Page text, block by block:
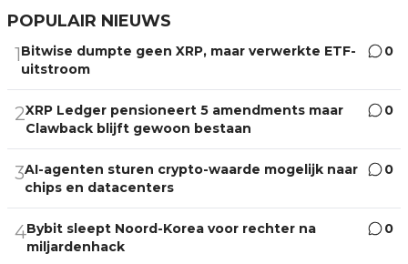
POPULAIR NIEUWS
1Bitwise dumpte geen XRP, maar verwerkte ETF-
uitstroom
0
2XRP Ledger pensioneert 5 amendments maar
Clawback blijft gewoon bestaan
0
3AI-agenten sturen crypto-waarde mogelijk naar
chips en datacenters
0
4Bybit sleept Noord-Korea voor rechter na
miljardenhack
0